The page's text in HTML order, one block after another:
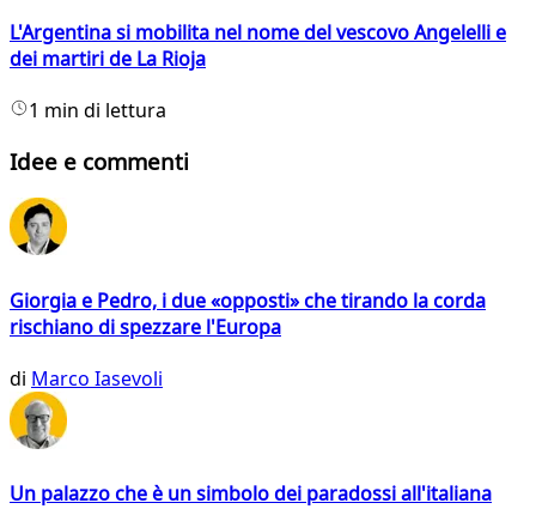
L'Argentina si mobilita nel nome del vescovo Angelelli e
dei martiri de La Rioja
1 min di lettura
Idee e commenti
Giorgia e Pedro, i due «opposti» che tirando la corda
rischiano di spezzare l'Europa
di Marco Iasevoli
Un palazzo che è un simbolo dei paradossi all'italiana